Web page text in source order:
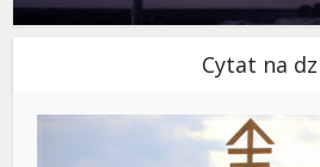
Cytat na